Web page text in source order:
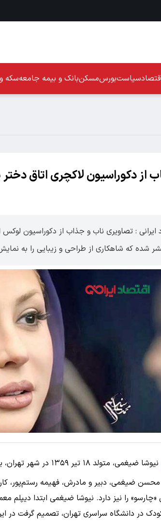
سیاستبورسمسکنبانک و بیمه جامعهسکه و
از دکوراسیون لاکچری اتاق
ایرانی : تصاویری ناب و جذاب از دکوراسیون
شده که شاهکاری از طراحی و زیبایی را به
نیوشا ضیغمی، متولد
ضیغمی، دبیر و مادرش، فهیمه رستم‌پور،
«چارسو» را نیز دارد. نیوشا ضیغمی ابتدا دیپلم
در دانشگاه سراسری تهران، تصمیم گرفت در